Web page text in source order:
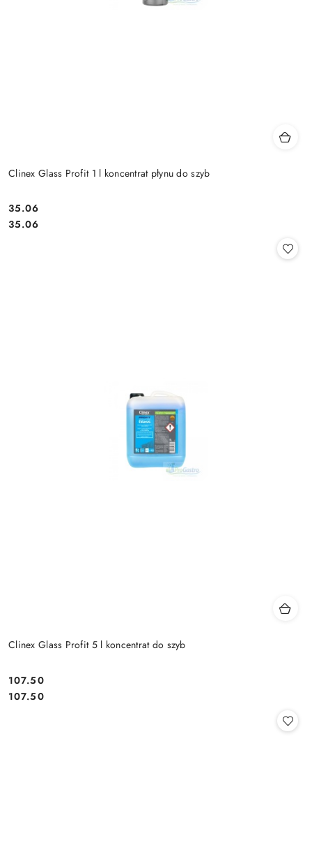
Clinex Glass Profit 1 l koncentrat płynu do szyb
Cena:
35.06
Cena:
35.06
Clinex Glass Profit 5 l koncentrat do szyb
Cena:
107.50
Cena:
107.50